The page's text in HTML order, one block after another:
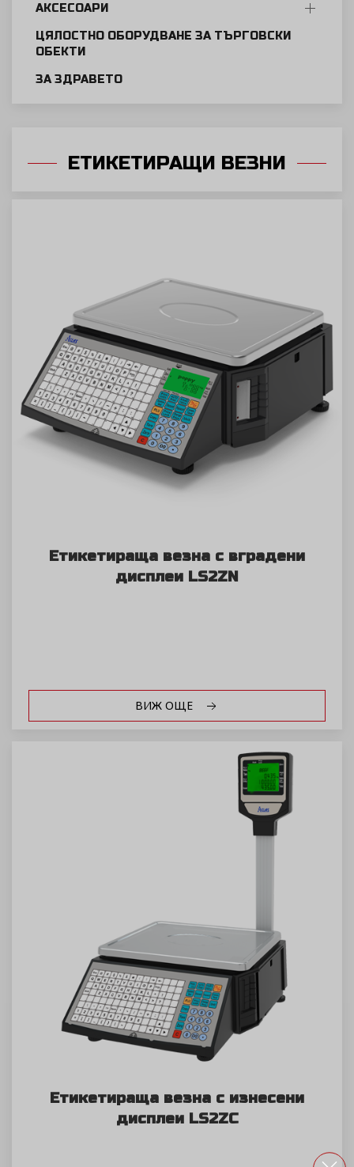
АКСЕСОАРИ
ЦЯЛОСТНО ОБОРУДВАНЕ ЗА ТЪРГОВСКИ
ОБЕКТИ
ЗА ЗДРАВЕТО
ЕТИКЕТИРАЩИ ВЕЗНИ
Етикетираща везна с вградени
дисплеи LS2ZN
ВИЖ ОЩЕ
Етикетираща везна с изнесени
дисплеи LS2ZC